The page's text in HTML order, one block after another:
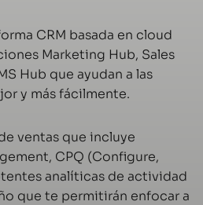
CRM basada en cloud
Marketing Hub, Sales
Hub que ayudan a las
y más fácilmente.
ventas que incluye
CPQ (Configure,
analíticas de actividad
que te permitirán enfocar a